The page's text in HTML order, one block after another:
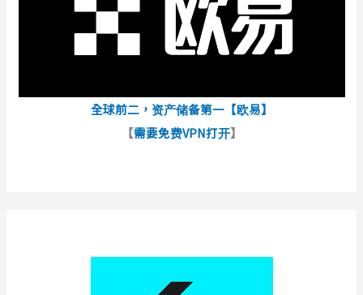
全球前二，资产储备第一【欧易】
【需要免费VPN打开】